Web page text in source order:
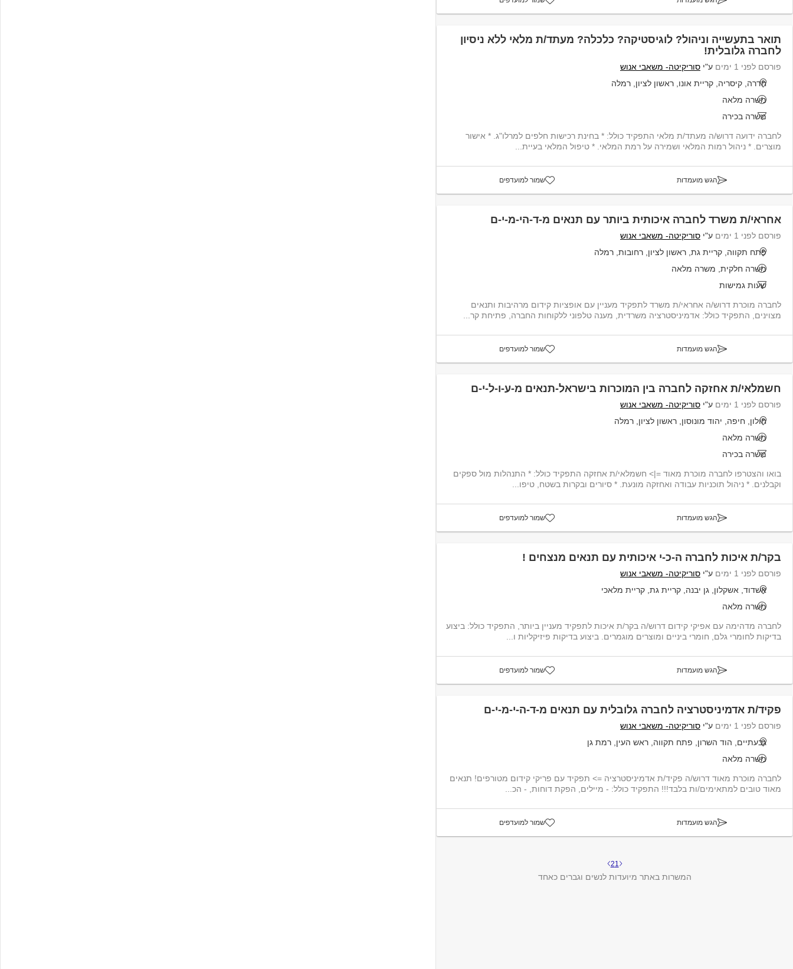
תואר בתעשייה וניהול? לוגיסטיקה? כלכלה? מעתד/ת מלאי ללא ניסיון
לחברה גלובלית!
פורסם לפני 1 ימים ע"י סוריקיטה- משאבי אנוש
חדרה, קיסריה, קריית אונו, ראשון לציון, רמלה
משרה מלאה
משרה בכירה
לחברה ידועה דרוש/ה מעתד/ת מלאי התפקיד כולל: * בחינת רכישות חלפים למרלו"ג. * אישור
מוצרים. * ניהול רמות המלאי ושמירה על רמת המלאי. * טיפול המלאי בעיית...
הגש מועמדות שמור למועדפים
אחראי/ת משרד לחברה איכותית ביותר עם תנאים מ-ד-הי-מ-י-ם
פורסם לפני 1 ימים ע"י סוריקיטה- משאבי אנוש
פתח תקווה, קריית גת, ראשון לציון, רחובות, רמלה
משרה חלקית, משרה מלאה
שעות גמישות
לחברה מוכרת דרוש/ה אחראי/ת משרד לתפקיד מעניין עם אופציות קידום מרהיבות ותנאים
מצוינים, התפקיד כולל: אדמיניסטרציה משרדית, מענה טלפוני ללקוחות החברה, פתיחת קר...
הגש מועמדות שמור למועדפים
חשמלאי/ת אחזקה לחברה בין המוכרות בישראל-תנאים מ-ע-ו-ל-י-ם
פורסם לפני 1 ימים ע"י סוריקיטה- משאבי אנוש
חולון, חיפה, יהוד מונוסון, ראשון לציון, רמלה
משרה מלאה
משרה בכירה
בואו והצטרפו לחברה מוכרת מאוד =|> חשמלאי/ת אחזקה התפקיד כולל: * התנהלות מול ספקים
וקבלנים. * ניהול תוכניות עבודה ואחזקה מונעת. * סיורים ובקרות בשטח, טיפו...
הגש מועמדות שמור למועדפים
בקר/ת איכות לחברה ה-כ-י איכותית עם תנאים מנצחים !
פורסם לפני 1 ימים ע"י סוריקיטה- משאבי אנוש
אשדוד, אשקלון, גן יבנה, קריית גת, קריית מלאכי
משרה מלאה
לחברה מדהימה עם אפיקי קידום דרוש/ה בקר/ת איכות לתפקיד מעניין ביותר, התפקיד כולל: ביצוע
בדיקות לחומרי גלם, חומרי ביניים ומוצרים מוגמרים. ביצוע בדיקות פיזיקליות ו...
הגש מועמדות שמור למועדפים
פקיד/ת אדמיניסטרציה לחברה גלובלית עם תנאים מ-ד-ה-י-מ-י-ם
פורסם לפני 1 ימים ע"י סוריקיטה- משאבי אנוש
גבעתיים, הוד השרון, פתח תקווה, ראש העין, רמת גן
משרה מלאה
לחברה מוכרת מאוד דרוש/ה פקיד/ת אדמיניסטרציה => תפקיד עם פריקי קידום מטורפים! תנאים
מאוד טובים למתאימים/ות בלבד!!! התפקיד כולל: - מיילים, הפקת דוחות, - הכ...
הגש מועמדות שמור למועדפים
1
2
המשרות באתר מיועדות לנשים וגברים כאחד